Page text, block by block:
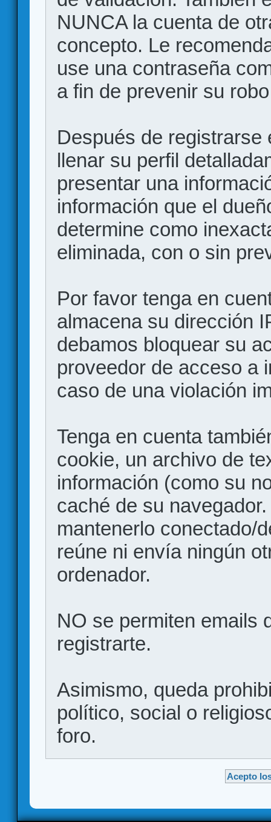
NUNCA la cuenta de
concepto. Le
use una contraseña
a fin de prevenir su
Después de registrarse
llenar su perfil
presentar una
información que el
determine como
eliminada, con o sin
Por favor tenga en
almacena su dirección
debamos bloquear su
proveedor de acceso a
caso de una violación
Tenga en cuenta
cookie, un archivo de
información (como su
caché de su
mantenerlo conectado/
reúne ni envía ningún
ordenador.
NO se permiten emails
registrarte.
Asimismo, queda
político, social o
foro.